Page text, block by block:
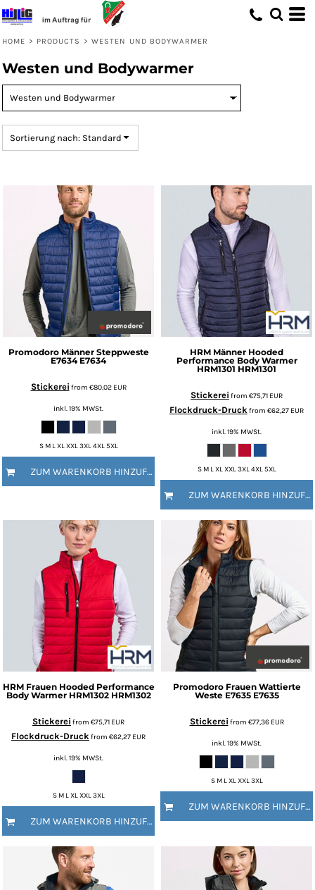
HOME > PRODUCTS > WESTEN UND BODYWARMER
Westen und Bodywarmer
Sortierung nach: Standard
Promodoro Männer Steppweste
E7634 E7634
Stickerei from €80,02 EUR
inkl. 19% MWSt.
S M L XL XXL 3XL 4XL 5XL
ZUM WARENKORB HINZUFÜGEN
HRM Männer Hooded
Performance Body Warmer
HRM1301 HRM1301
Stickerei from €75,71 EUR
Flockdruck-Druckfrom €62,27 EUR
inkl. 19% MWSt.
S M L XL XXL 3XL 4XL 5XL
ZUM WARENKORB HINZUFÜGEN
HRM Frauen Hooded Performance
Body Warmer HRM1302 HRM1302
Stickerei from €75,71 EUR
Flockdruck-Druckfrom €62,27 EUR
inkl. 19% MWSt.
S M L XL XXL 3XL
ZUM WARENKORB HINZUFÜGEN
Promodoro Frauen Wattierte
Weste E7635 E7635
Stickerei from €77,36 EUR
inkl. 19% MWSt.
S M L XL XXL 3XL
ZUM WARENKORB HINZUFÜGEN
Standard